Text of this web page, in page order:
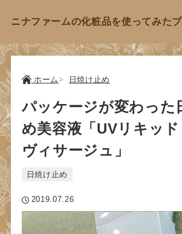
ニナファームの化粧品を使ってみた
ホーム 日焼け止め
パッケージが変わった
め美容液「UVリキッ
ヴィサージュ」
日焼け止め
2019.07.26